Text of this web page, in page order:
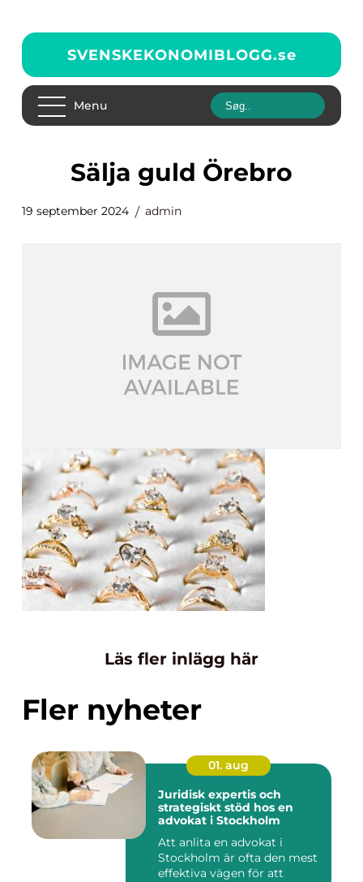
SVENSKEKONOMIBLOGG.se
Menu
Sälja guld Örebro
19 september 2024 admin
Läs fler inlägg här
Fler nyheter
01. aug
Juridisk expertis och
strategiskt stöd hos en
advokat i Stockholm
Att anlita en advokat i
Stockholm är ofta den mest
effektiva vägen för att